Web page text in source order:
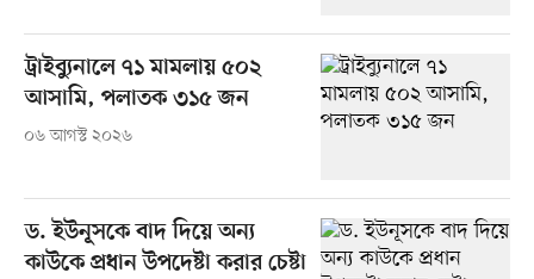
ট্রাইব্যুনালে ৭১ মামলায় ৫০২
আসামি, পলাতক ৩১৫ জন
০৬ আগস্ট ২০২৬
ড. ইউনূসকে বাদ দিয়ে অন্য
কাউকে প্রধান উপদেষ্টা করার চেষ্টা